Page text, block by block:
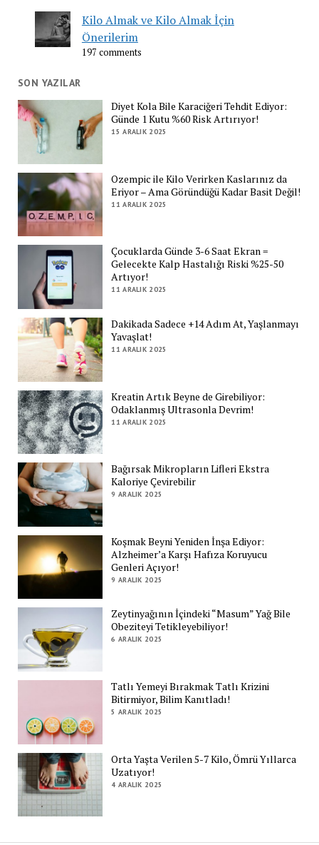
Kilo Almak ve Kilo Almak İçin
Önerilerim
197 comments
SON YAZILAR
Diyet Kola Bile Karaciğeri Tehdit Ediyor:
Günde 1 Kutu %60 Risk Artırıyor!
15 ARALIK 2025
Ozempic ile Kilo Verirken Kaslarınız da
Eriyor – Ama Göründüğü Kadar Basit Değil!
11 ARALIK 2025
Çocuklarda Günde 3-6 Saat Ekran =
Gelecekte Kalp Hastalığı Riski %25-50
Artıyor!
11 ARALIK 2025
Dakikada Sadece +14 Adım At, Yaşlanmayı
Yavaşlat!
11 ARALIK 2025
Kreatin Artık Beyne de Girebiliyor:
Odaklanmış Ultrasonla Devrim!
11 ARALIK 2025
Bağırsak Mikropların Lifleri Ekstra
Kaloriye Çevirebilir
9 ARALIK 2025
Koşmak Beyni Yeniden İnşa Ediyor:
Alzheimer’a Karşı Hafıza Koruyucu
Genleri Açıyor!
9 ARALIK 2025
Zeytinyağının İçindeki “Masum” Yağ Bile
Obeziteyi Tetikleyebiliyor!
6 ARALIK 2025
Tatlı Yemeyi Bırakmak Tatlı Krizini
Bitirmiyor, Bilim Kanıtladı!
5 ARALIK 2025
Orta Yaşta Verilen 5-7 Kilo, Ömrü Yıllarca
Uzatıyor!
4 ARALIK 2025